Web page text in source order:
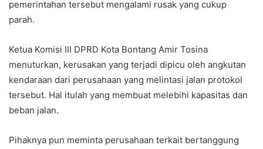
pemerintahan tersebut mengalami rusak yang cukup
parah.
Ketua Komisi III DPRD Kota Bontang Amir Tosina
menuturkan, kerusakan yang terjadi dipicu oleh angkutan
kendaraan dari perusahaan yang melintasi jalan protokol
tersebut. Hal itulah yang membuat melebihi kapasitas dan
beban jalan.
Pihaknya pun meminta perusahaan terkait bertanggung